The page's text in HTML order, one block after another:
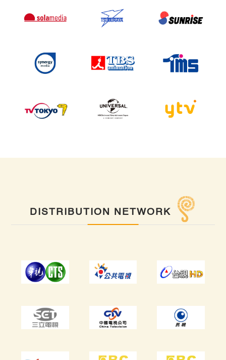
DISTRIBUTION NETWORK